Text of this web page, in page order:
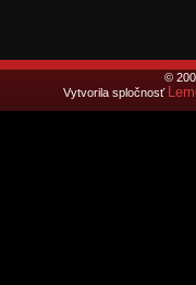
©
Vytvorila spločnosť